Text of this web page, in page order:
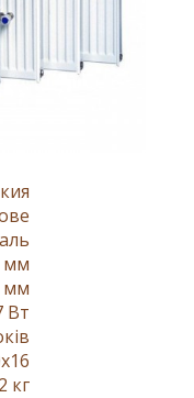
мм
мм
Вт
кг